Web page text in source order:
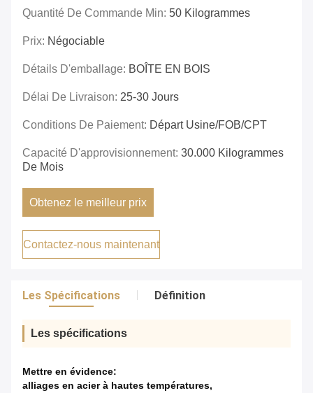
Quantité De Commande Min: 50 Kilogrammes
Prix: Négociable
Détails D'emballage: BOÎTE EN BOIS
Délai De Livraison: 25-30 Jours
Conditions De Paiement: Départ Usine/FOB/CPT
Capacité D'approvisionnement: 30.000 Kilogrammes
De Mois
Obtenez le meilleur prix
Contactez-nous maintenant
Les Spécifications Définition
Les spécifications
Mettre en évidence:
alliages en acier à hautes températures,